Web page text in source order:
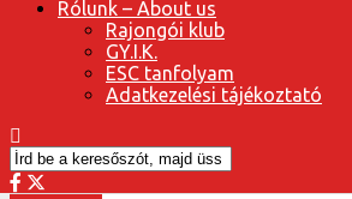
Rólunk – About us
Rajongói klub
GY.I.K.
ESC tanfolyam
Adatkezelési tájékoztató